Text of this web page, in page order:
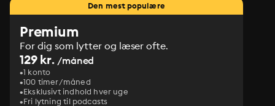
Den mest populære
Premium
For dig som lytter og læser ofte.
129 kr. /måned
1 konto
100 timer/måned
Eksklusivt indhold hver uge
Fri lytning til podcasts